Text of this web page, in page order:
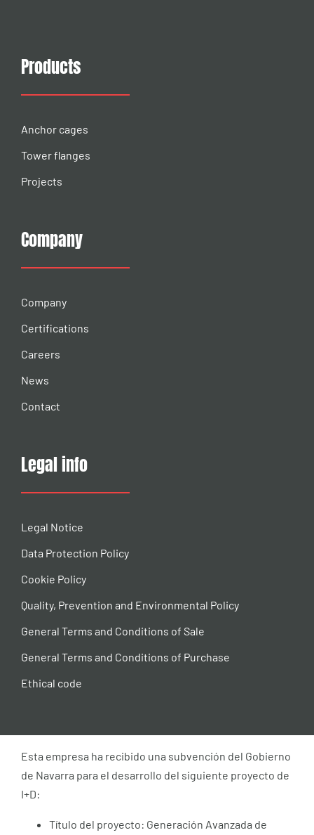
Products
Anchor cages
Tower flanges
Projects
Company
Company
Certifications
Careers
News
Contact
Legal info
Legal Notice
Data Protection Policy
Cookie Policy
Quality, Prevention and Environmental Policy
General Terms and Conditions of Sale
General Terms and Conditions of Purchase
Ethical code
Esta empresa ha recibido una subvención del Gobierno
de Navarra para el desarrollo del siguiente proyecto de
I+D:
Título del proyecto: Generación Avanzada de